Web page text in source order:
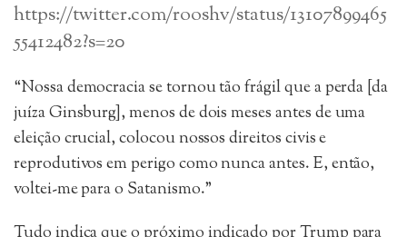
https://twitter.com/rooshv/status/13107899465
55412482?s=20
“Nossa democracia se tornou tão frágil que a perda [da
juíza Ginsburg], menos de dois meses antes de uma
eleição crucial, colocou nossos direitos civis e
reprodutivos em perigo como nunca antes. E, então,
voltei-me para o Satanismo.”